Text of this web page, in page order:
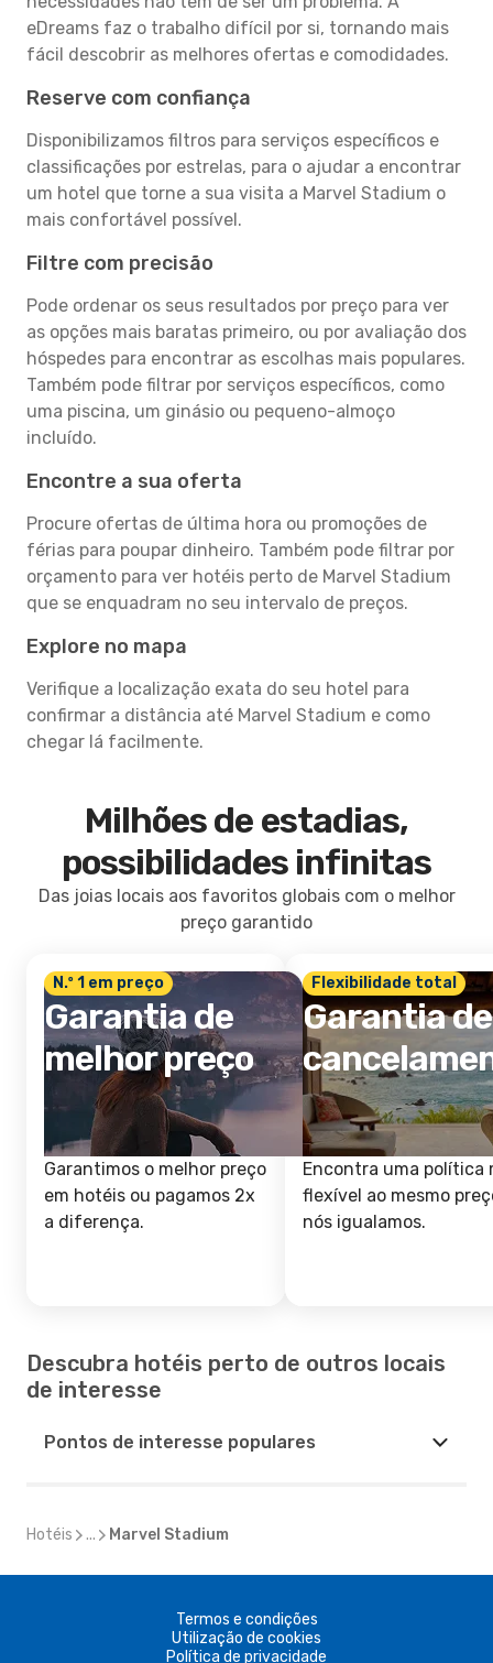
eDreams faz o trabalho difícil por si, tornando mais
fácil descobrir as melhores ofertas e comodidades.
Reserve com confiança
Disponibilizamos filtros para serviços específicos e
classificações por estrelas, para o ajudar a encontrar
um hotel que torne a sua visita a Marvel Stadium o
mais confortável possível.
Filtre com precisão
Pode ordenar os seus resultados por preço para ver
as opções mais baratas primeiro, ou por avaliação dos
hóspedes para encontrar as escolhas mais populares.
Também pode filtrar por serviços específicos, como
uma piscina, um ginásio ou pequeno-almoço
incluído.
Encontre a sua oferta
Procure ofertas de última hora ou promoções de
férias para poupar dinheiro. Também pode filtrar por
orçamento para ver hotéis perto de Marvel Stadium
que se enquadram no seu intervalo de preços.
Explore no mapa
Verifique a localização exata do seu hotel para
confirmar a distância até Marvel Stadium e como
chegar lá facilmente.
Milhões de estadias,
possibilidades infinitas
Das joias locais aos favoritos globais com o melhor
preço garantido
N.º 1 em preço
Garantia de
melhor preço
Garantimos o melhor preço
em hotéis ou pagamos 2x
a diferença.
Flexibilidade total
Garantia de
Encontra uma política
flexível ao mesmo
nós igualamos.
Descubra hotéis perto de outros locais
de interesse
Pontos de interesse populares
Hotéis ... Marvel Stadium
Termos e condições
Utilização de cookies
Política de privacidade